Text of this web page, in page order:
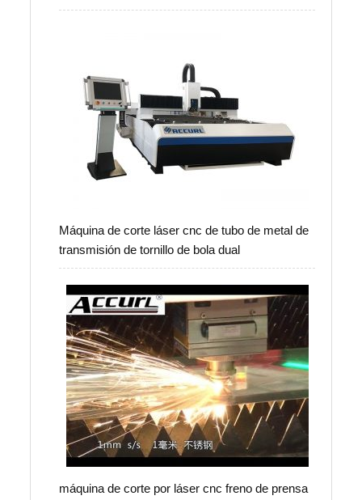
Máquina de corte láser cnc de tubo de metal de
transmisión de tornillo de bola dual
máquina de corte por láser cnc freno de prensa